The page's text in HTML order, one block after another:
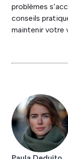
problèmes
conseils
maintenir votre